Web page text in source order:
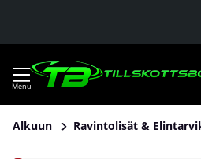
Alkuun Ravintolisät &